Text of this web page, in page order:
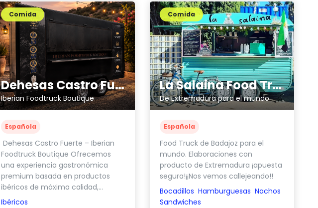
Dehesas Castro Fuerte
Iberian Foodtruck Boutique
Comida
Española
Dehesas Castro Fuerte – Iberian
Foodtruck Boutique Ofrecemos
una experiencia gastronómica
premium basada en productos
ibéricos de máxima calidad,...
Ibéricos
La Salaina Food Truck
De Extremadura para el mundo
Comida
Española
Food Truck de Badajoz para el
mundo. Elaboraciones con
producto de Extremadura ¡apuesta
segura!¡¡Nos vemos callejeando!!
Bocadillos Hamburguesas Nachos
Sandwiches